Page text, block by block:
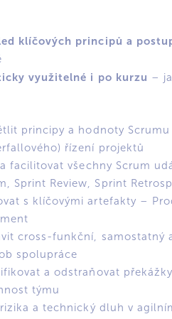
klíčových principů a
využitelné i po kurzu –
principy a hodnoty
řízení projektů
facilitovat všechny Scrum
Sprint Review, Sprint
s klíčovými artefakty –
cross-funkční, samostatný
spolupráce
a odstraňovat
týmu
a technický dluh v